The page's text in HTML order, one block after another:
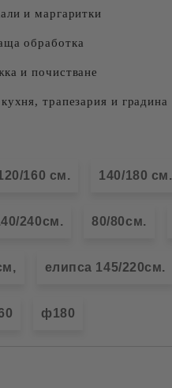
и маргаритки
обработка
и почистване
трапезария и градина
160 см. 140/180 см.
240см. 80/80см.
елипса 145/220см.
ф180